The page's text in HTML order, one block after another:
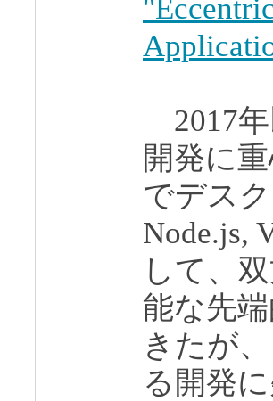
2017年
開発に
でデス
Node.js,
して、
能な先
きたが
る開発